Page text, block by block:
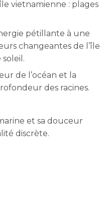
vietnamienne : plages
pétillante à une
changeantes de l’île
de l’océan et la
des racines.
et sa douceur
discrète.